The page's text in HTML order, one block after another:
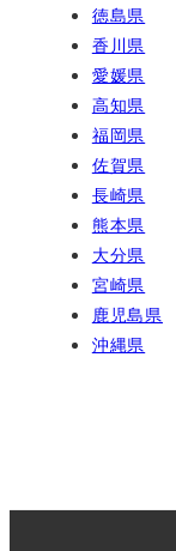
徳島県
香川県
愛媛県
高知県
福岡県
佐賀県
長崎県
熊本県
大分県
宮崎県
鹿児島県
沖縄県